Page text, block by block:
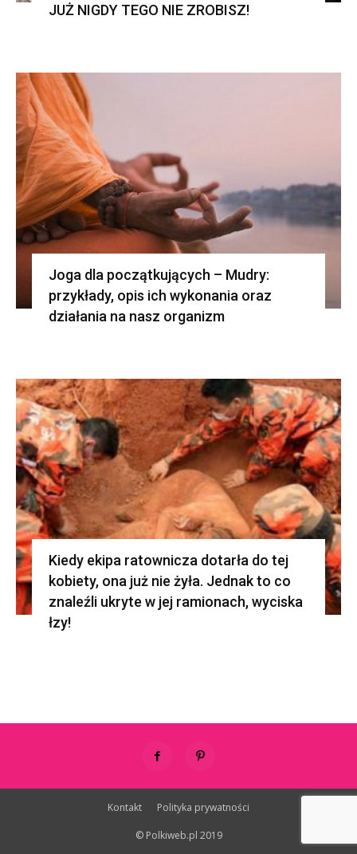
JUŻ NIGDY TEGO NIE ZROBISZ!
Joga dla początkujących – Mudry:
przykłady, opis ich wykonania oraz
działania na nasz organizm
Kiedy ekipa ratownicza dotarła do tej
kobiety, ona już nie żyła. Jednak to co
znaleźli ukryte w jej ramionach, wyciska
łzy!
Kontakt Polityka prywatności
© Polkiweb.pl 2019